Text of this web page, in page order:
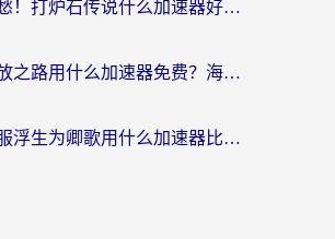
海外党别愁！打炉石传说什么加速器好用？3个实用技巧解决国服游戏卡顿
国外玩流放之路用什么加速器免费？海外党亲测有效的国服游戏加速指南
国外玩国服浮生为卿歌用什么加速器比较好？海外党亲测不踩坑指南